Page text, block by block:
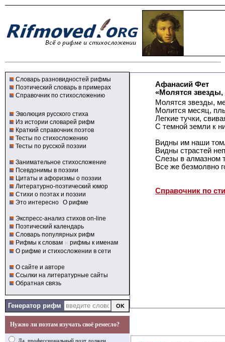
Словарь разновидностей рифмы
Поэтический словарь в примерах
Справочник по стихосложению
Эволюция русского стиха
Из истории словарей рифм
Краткий справочник поэтов
Тесты по стихосложению
Тесты по русской поэзии
Занимательное стихосложение
Псевдонимы в поэзии
Цитаты и афоризмы о поэзии
Литературно-поэтический юмор
Стихи о поэтах и поэзии
Это интересно О рифме
Экспресс-анализ стихов on-line
Поэтический календарь
Словарь популярных рифм
Рифмы к словам и рифмы к именам
О рифме и стихосложении в сети
О сайте и авторе
Ссылки на литературные сайты
Обратная связь
Генератор рифм
Нужно ли поэтам изучать своё ремесло?
Да, профессиональный поэт должен
Афанасий Фет
«Молятся
Молятся звезды,
Молится месяц,
Легкие тучки,
С темной земли к
Видны им наши
Видны страстей
Слезы в алмазном
Все же безмолвно
Справочник по